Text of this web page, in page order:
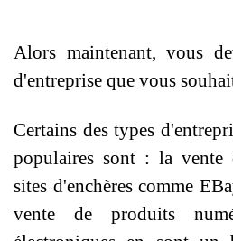
Alors maintenant, vous
d'entreprise que vous
Certains des types
populaires sont : la vente
sites d'enchères comme
vente de produits